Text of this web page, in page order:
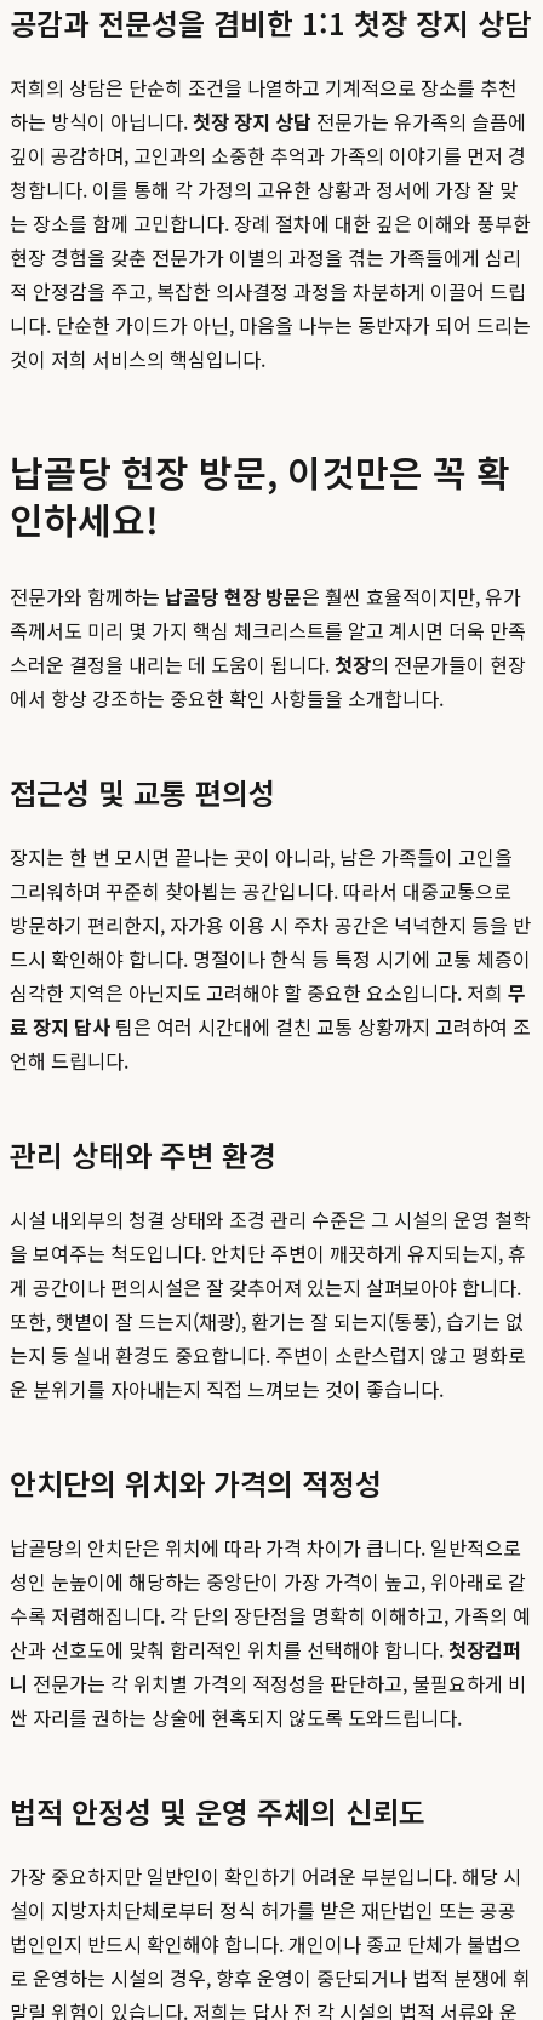
공감과 전문성을 겸비한 1:1 첫장 장지 상담
저희의 상담은 단순히 조건을 나열하고 기계적으로 장소를 추천
하는 방식이 아닙니다.첫장 장지 상담 전문가는 유가족의 슬픔에
깊이 공감하며, 고인과의 소중한 추억과 가족의 이야기를 먼저 경
청합니다. 이를 통해 각 가정의 고유한 상황과 정서에 가장 잘 맞
는 장소를 함께 고민합니다. 장례 절차에 대한 깊은 이해와 풍부한
현장 경험을 갖춘 전문가가 이별의 과정을 겪는 가족들에게 심리
적 안정감을 주고, 복잡한 의사결정 과정을 차분하게 이끌어 드립
니다. 단순한 가이드가 아닌, 마음을 나누는 동반자가 되어 드리는
것이 저희 서비스의 핵심입니다.
납골당 현장 방문, 이것만은 꼭 확
인하세요!
전문가와 함께하는 납골당 현장 방문은 훨씬 효율적이지만, 유가
족께서도 미리 몇 가지 핵심 체크리스트를 알고 계시면 더욱 만족
스러운 결정을 내리는 데 도움이 됩니다.첫장의 전문가들이 현장
에서 항상 강조하는 중요한 확인 사항들을 소개합니다.
접근성 및 교통 편의성
장지는 한 번 모시면 끝나는 곳이 아니라, 남은 가족들이 고인을
그리워하며 꾸준히 찾아뵙는 공간입니다. 따라서 대중교통으로
방문하기 편리한지, 자가용 이용 시 주차 공간은 넉넉한지 등을 반
드시 확인해야 합니다. 명절이나 한식 등 특정 시기에 교통 체증이
심각한 지역은 아닌지도 고려해야 할 중요한 요소입니다. 저희 무
료 장지 답사 팀은 여러 시간대에 걸친 교통 상황까지 고려하여 조
언해 드립니다.
관리 상태와 주변 환경
시설 내외부의 청결 상태와 조경 관리 수준은 그 시설의 운영 철학
을 보여주는 척도입니다. 안치단 주변이 깨끗하게 유지되는지, 휴
게 공간이나 편의시설은 잘 갖추어져 있는지 살펴보아야 합니다.
또한, 햇볕이 잘 드는지(채광), 환기는 잘 되는지(통풍), 습기는 없
는지 등 실내 환경도 중요합니다. 주변이 소란스럽지 않고 평화로
운 분위기를 자아내는지 직접 느껴보는 것이 좋습니다.
안치단의 위치와 가격의 적정성
납골당의 안치단은 위치에 따라 가격 차이가 큽니다. 일반적으로
성인 눈높이에 해당하는 중앙단이 가장 가격이 높고, 위아래로 갈
수록 저렴해집니다. 각 단의 장단점을 명확히 이해하고, 가족의 예
산과 선호도에 맞춰 합리적인 위치를 선택해야 합니다.첫장컴퍼
니 전문가는 각 위치별 가격의 적정성을 판단하고, 불필요하게 비
싼 자리를 권하는 상술에 현혹되지 않도록 도와드립니다.
법적 안정성 및 운영 주체의 신뢰도
가장 중요하지만 일반인이 확인하기 어려운 부분입니다. 해당 시
설이 지방자치단체로부터 정식 허가를 받은 재단법인 또는 공공
법인인지 반드시 확인해야 합니다. 개인이나 종교 단체가 불법으
로 운영하는 시설의 경우, 향후 운영이 중단되거나 법적 분쟁에 휘
말릴 위험이 있습니다. 저희는 답사 전 각 시설의 법적 서류와 운